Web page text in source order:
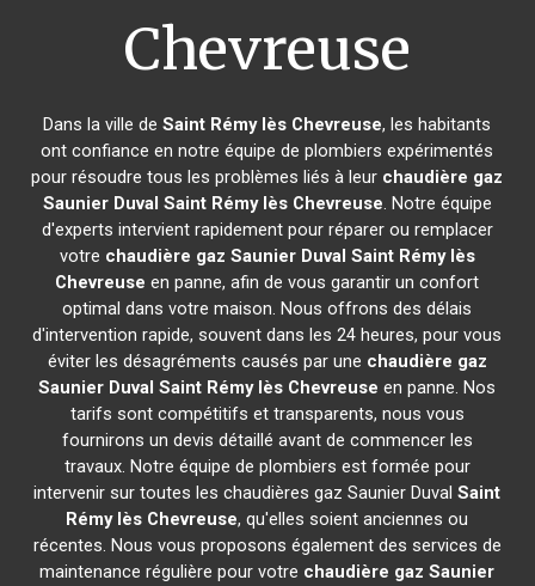
Chevreuse
Dans la ville deSaint Rémy lès Chevreuse, les habitants
ont confiance en notre équipe de plombiers expérimentés
pour résoudre tous les problèmes liés à leur chaudière gaz
Saunier Duval Saint Rémy lès Chevreuse. Notre équipe
d'experts intervient rapidement pour réparer ou remplacer
votre chaudière gaz Saunier Duval Saint Rémy lès
Chevreuse en panne, afin de vous garantir un confort
optimal dans votre maison. Nous offrons des délais
d'intervention rapide, souvent dans les 24 heures, pour vous
éviter les désagréments causés par une chaudière gaz
Saunier Duval Saint Rémy lès Chevreuse en panne. Nos
tarifs sont compétitifs et transparents, nous vous
fournirons un devis détaillé avant de commencer les
travaux. Notre équipe de plombiers est formée pour
intervenir sur toutes les chaudières gaz Saunier DuvalSaint
Rémy lès Chevreuse, qu'elles soient anciennes ou
récentes. Nous vous proposons également des services de
maintenance régulière pour votre chaudière gaz Saunier